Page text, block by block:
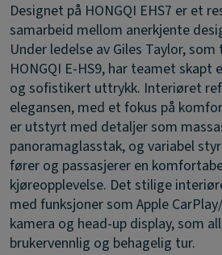
Designet på HONGQI EHS7 er et
samarbeid mellom anerkjente
Under ledelse av Giles Taylor,
HONGQI E-HS9, har teamet
og sofistikert uttrykk. Interiøret
elegansen, med et fokus på
er utstyrt med detaljer som
panoramaglasstak, og variabel
fører og passasjerer en
kjøreopplevelse. Det stilige
med funksjoner som Apple
kamera og head-up display, som
brukervennlig og behagelig tur.